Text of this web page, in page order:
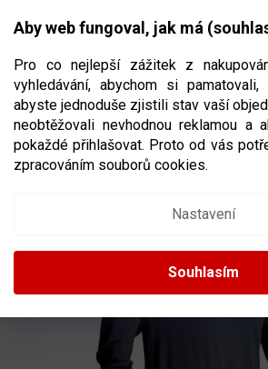
Aby web fungoval, jak má
Pro co nejlepší zážitek z
vyhledávání, abychom si
abyste jednoduše zjistili stav vaší
neobtěžovali nevhodnou reklamou a
pokaždé přihlašovat. Proto od vás
zpracováním souborů cookies.
Nastavení
Souhlasím
CZK
TRIKO S DLOUHÝM
CLIMA PLUS COMPRESSION